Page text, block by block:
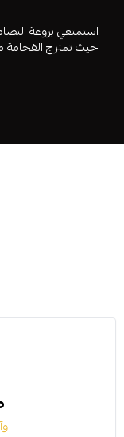
استمتعي بروعة
حيث تمتزج الفخامة